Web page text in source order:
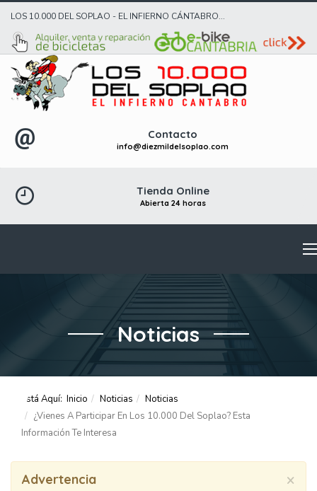
LOS 10.000 DEL SOPLAO - EL INFIERNO CÁNTABRO...
Contacto
info@diezmildelsoplao.com
Tienda Online
Abierta 24 horas
Noticias
Está Aquí: Inicio Noticias
Noticias
¿Vienes A Participar En Los 10.000 Del Soplao? Esta
Información Te Interesa
×
Advertencia